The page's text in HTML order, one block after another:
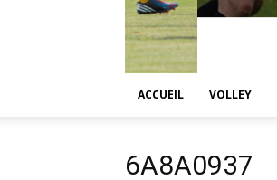
ACCUEIL VOLLEY
6A8A0937